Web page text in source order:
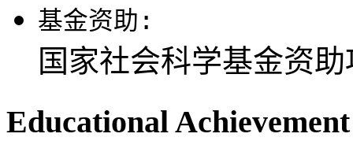
基金资助:
国家社会科学基金资
Educational